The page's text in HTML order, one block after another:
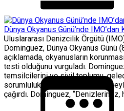
Dünya Okyanus Günü’nde IMO’dan
Uluslararası Denizcilik Örgütü
Dominguez, Dünya Okyanus Günü
açıklamada, okyanusların
testi olduğunu vurguladı.
temsilcilerini ve sivil toplumu,
sorumluluk almaya ve çok taraflı
çağırdı. Dominguez, “Denizlerimiz,